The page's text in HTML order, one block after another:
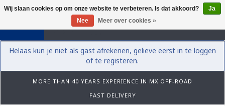
0
Helaas kun je niet als gast afrekenen, gelieve eerst in te loggen
of te registeren.
MORE THAN 40 YEARS EXPERIENCE IN MX OFF-ROAD
FAST DELIVERY
Wij slaan cookies op om onze website te verbeteren. Is dat akkoord?
Ja
Nee
Meer over cookies »